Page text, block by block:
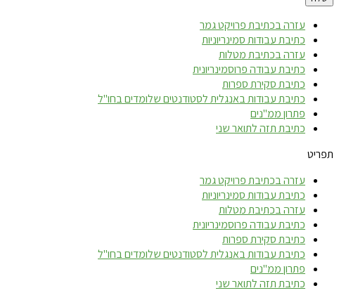
עזרה בכתיבת פרויקט גמר
כתיבת עבודות סמינריוניות
עזרה בכתיבת מטלות
כתיבת עבודה פרוסמינריונית
כתיבת סקירת ספרות
כתיבת עבודות באנגלית לסטודנטים שלומדים בחו"ל
פתרון ממ"נים
כתיבת תזה לתואר שני
תפריט
עזרה בכתיבת פרויקט גמר
כתיבת עבודות סמינריוניות
עזרה בכתיבת מטלות
כתיבת עבודה פרוסמינריונית
כתיבת סקירת ספרות
כתיבת עבודות באנגלית לסטודנטים שלומדים בחו"ל
פתרון ממ"נים
כתיבת תזה לתואר שני